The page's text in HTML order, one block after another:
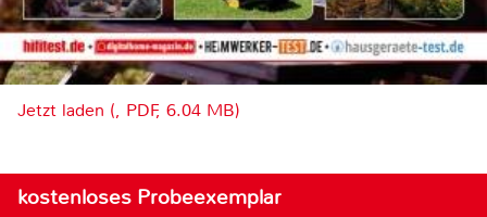
Jetzt laden (, PDF, 6.04 MB)
kostenloses Probeexemplar